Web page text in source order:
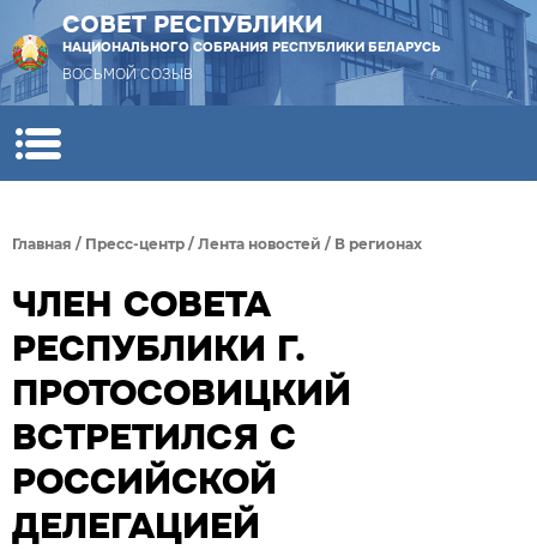
СОВЕТ РЕСПУБЛИКИ
НАЦИОНАЛЬНОГО СОБРАНИЯ РЕСПУБЛИКИ БЕЛАРУСЬ
ВОСЬМОЙ СОЗЫВ
Главная / Пресс-центр / Лента новостей / В регионах
ЧЛЕН СОВЕТА
РЕСПУБЛИКИ Г.
ПРОТОСОВИЦКИЙ
ВСТРЕТИЛСЯ С
РОССИЙСКОЙ
ДЕЛЕГАЦИЕЙ